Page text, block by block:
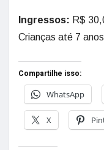
Ingressos: R$
Crianças até 7
Compartilhe isso:
WhatsApp
X